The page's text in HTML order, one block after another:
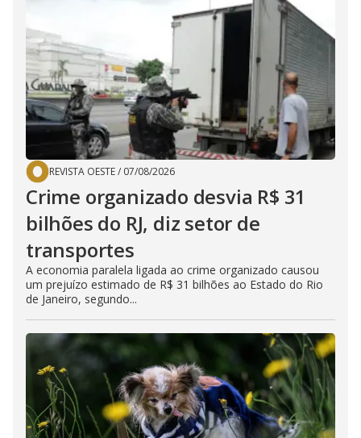
REVISTA OESTE/ 07/08/2026
Crime organizado desvia R$ 31
bilhões do RJ, diz setor de
transportes
A economia paralela ligada ao crime organizado causou
um prejuízo estimado de R$ 31 bilhões ao Estado do Rio
de Janeiro, segundo...